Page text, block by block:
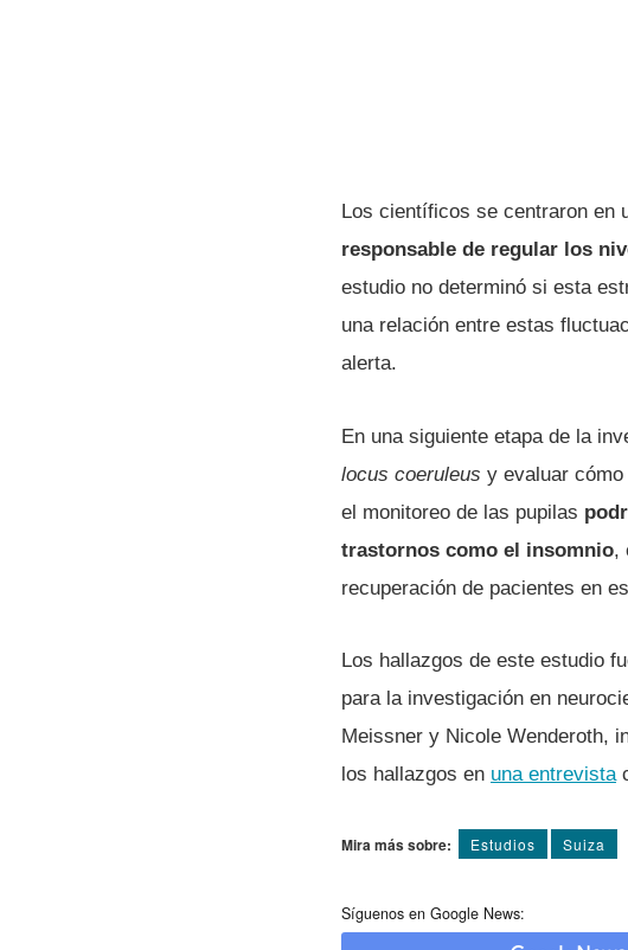
Los científicos se centraron en
responsable de regular los
estudio no determinó si esta
una relación entre estas
alerta.
En una siguiente etapa de la
locus coeruleus y evaluar
el monitoreo de las pupilas
trastornos como el insomnio,
recuperación de pacientes en
Los hallazgos de este estudio
para la investigación en
Meissner y Nicole Wenderoth,
los hallazgos en una entrevista
Mira más sobre: Estudios Suiza
Síguenos en Google News: